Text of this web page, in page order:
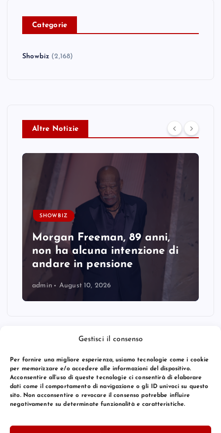
Gestisci il consenso
Per fornire una migliore esperienza, usiamo tecnologie come i cookie
per memorizzare e/o accedere alle informazioni del dispositivo.
Acconsentire all’uso di queste tecnologie ci consentirà di elaborare
dati come il comportamento di navigazione o gli ID univoci su questo
sito. Non acconsentire o revocare il consenso potrebbe influire
negativamente su determinate funzionalità e caratteristiche.
Categorie
Showbiz (2,168)
Altre Notizie
SHOWBIZ
Morgan Freeman, 89 anni,
non ha alcuna intenzione di
andare in pensione
admin August 10, 2026